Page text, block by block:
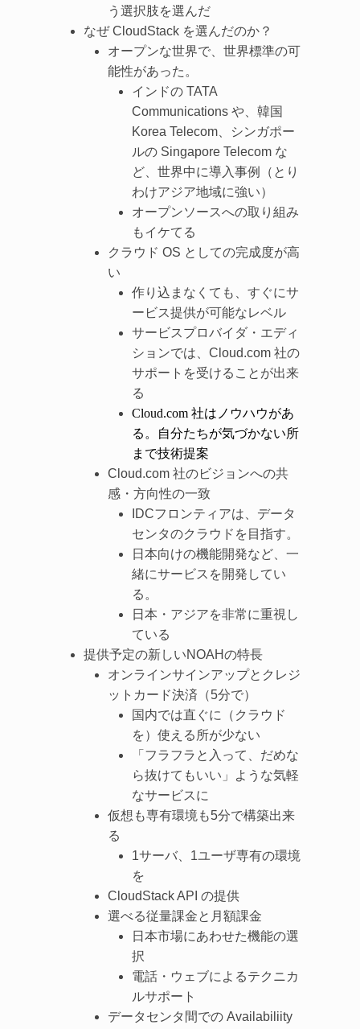
う選択肢を選んだ
なぜ CloudStack を選んだのか？
オープンな世界で、世界標準の可
能性があった。
インドの TATA
Communications や、韓国
Korea Telecom、シンガポー
ルの Singapore Telecom な
ど、世界中に導入事例（とり
わけアジア地域に強い）
オープンソースへの取り組み
もイケてる
クラウド OS としての完成度が高
い
作り込まなくても、すぐにサ
ービス提供が可能なレベル
サービスプロバイダ・エディ
ションでは、Cloud.com 社の
サポートを受けることが出来
る
Cloud.com 社はノウハウがあ
る。自分たちが気づかない所
まで技術提案
Cloud.com 社のビジョンへの共
感・方向性の一致
IDCフロンティアは、データ
センタのクラウドを目指す。
日本向けの機能開発など、一
緒にサービスを開発してい
る。
日本・アジアを非常に重視し
ている
提供予定の新しいNOAHの特長
オンラインサインアップとクレジ
ットカード決済（5分で）
国内では直ぐに（クラウド
を）使える所が少ない
「フラフラと入って、だめな
ら抜けてもいい」ような気軽
なサービスに
仮想も専有環境も5分で構築出来
る
1サーバ、1ユーザ専有の環境
を
CloudStack API の提供
選べる従量課金と月額課金
日本市場にあわせた機能の選
択
電話・ウェブによるテクニカ
ルサポート
データセンタ間での Availabiliity